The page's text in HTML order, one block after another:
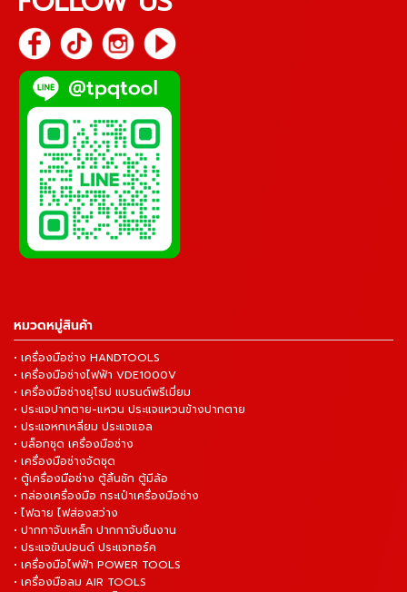
หมวดหมู่สินค้า
• เครื่องมือช่าง HANDTOOLS
• เครื่องมือช่างไฟฟ้า VDE1000V
• เครื่องมือช่างยุโรป แบรนด์พรีเมี่ยม
• ประแจปากตาย-แหวน ประแจแหวนข้างปากตาย
• ประแจหกเหลี่ยม ประแจแอล
• บล็อกชุด เครื่องมือช่าง
• เครื่องมือช่างจัดชุด
• ตู้เครื่องมือช่าง ตู้ลิ้นชัก ตู้มีล้อ
• กล่องเครื่องมือ กระเป๋าเครื่องมือช่าง
• ไฟฉาย ไฟส่องสว่าง
• ปากกาจับเหล็ก ปากกาจับชิ้นงาน
• ประแจขันปอนด์ ประแจทอร์ค
• เครื่องมือไฟฟ้า POWER TOOLS
• เครื่องมือลม AIR TOOLS